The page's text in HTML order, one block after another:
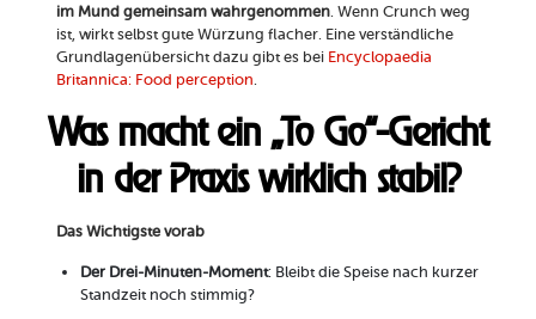
im Mund gemeinsam wahrgenommen. Wenn Crunch weg
ist, wirkt selbst gute Würzung flacher. Eine verständliche
Grundlagenübersicht dazu gibt es bei Encyclopaedia
Britannica: Food perception.
Was macht ein „To Go“-Gericht
in der Praxis wirklich stabil?
Das Wichtigste vorab
Der Drei-Minuten-Moment: Bleibt die Speise nach kurzer
Standzeit noch stimmig?